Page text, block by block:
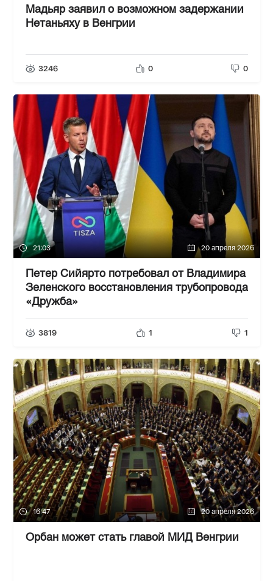
Мадьяр заявил о возможном задержании
Нетаньяху в Венгрии
3246 0 0
21:03 20 апреля 2026
Петер Сийярто потребовал от Владимира
Зеленского восстановления трубопровода
«Дружба»
3819 1 1
16:47 20 апреля 2026
Орбан может стать главой МИД Венгрии